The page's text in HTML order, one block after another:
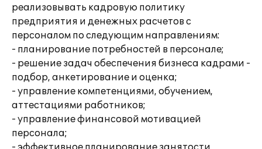
реализовывать кадровую политику
предприятия и денежных расчетов с
персоналом по следующим направлениям:
- планирование потребностей в персонале;
- решение задач обеспечения бизнеса кадрами -
подбор, анкетирование и оценка;
- управление компетенциями, обучением,
аттестациями работников;
- управление финансовой мотивацией
персонала;